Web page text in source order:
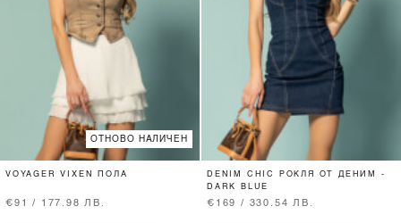
ОТНОВО НАЛИЧЕН
VOYAGER VIXEN ПОЛА
€91 / 177.98 ЛВ.
DENIM CHIC РОКЛЯ ОТ ДЕНИМ -
DARK BLUE
€169 / 330.54 ЛВ.